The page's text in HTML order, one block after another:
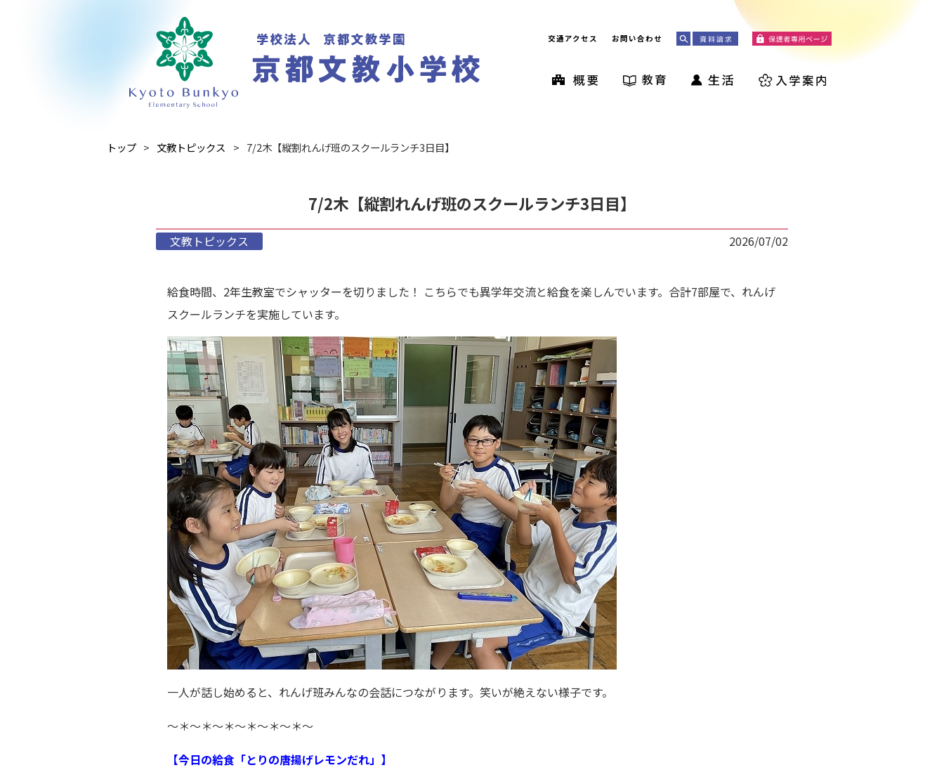
交通アクセス お問い合わせ
トップ 文教トピックス 7/2木【縦割れんげ班のスクールランチ3日目】
7/2木【縦割れんげ班のスクールランチ3日目】
文教トピックス 2026/07/02
給食時間、2年生教室でシャッターを切りました！ こちらでも異学年交流と給食を楽しんでいます。合計7部屋で、れんげ
スクールランチを実施しています。
一人が話し始めると、れんげ班みんなの会話につながります。笑いが絶えない様子です。
～＊～＊～＊～＊～＊～＊～
【今日の給食「とりの唐揚げレモンだれ」】